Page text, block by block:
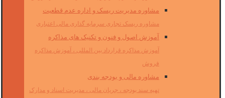
مشاوره مدیریت ریسک و اداره عدم قطعیت
مشاوره ریسک تجاری سرمایه گذاری مالی اعتباری
آموزش اصول و فنون و تکنیک های مذاکره
آموزش مذاکره قرارداد بین المللی ، آموزش مذاکره
فروش
مشاوره مالی و بودجه بندی
تهیه سند بودجه ، جریان مالی ، مدیریت اسناد و مدارک